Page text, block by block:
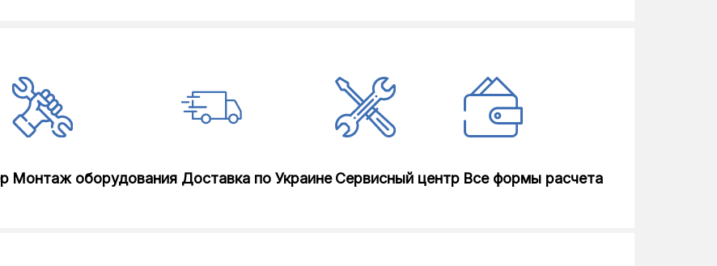
Дисплей; Индикатор блокировки дверцы; Индикатор отсутствия воды; Защита от
Монтаж оборудования Доставка по Украине Сервисный центр Все формы расчета